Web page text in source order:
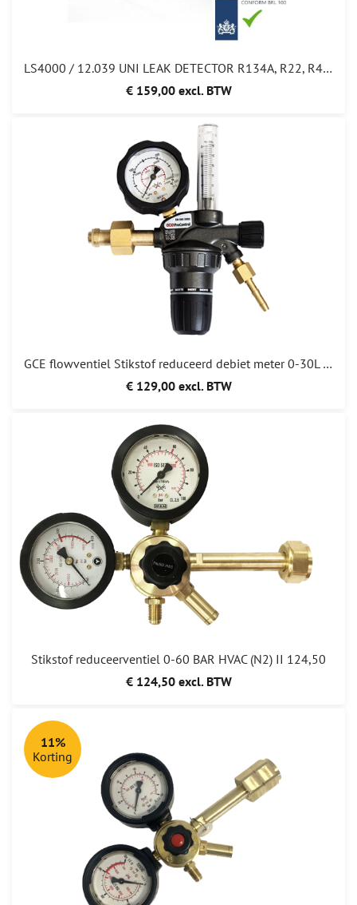
LS4000 / 12.039 UNI LEAK DETECTOR R134A, R22, R410A, R32, R1234YF, R404 ,R407 159,00
€ 159,00 excl. BTW
GCE flowventiel Stikstof reduceerd debiet meter 0-30L /min
€ 129,00 excl. BTW
Stikstof reduceerventiel 0-60 BAR HVAC (N2) II 124,50
€ 124,50 excl. BTW
11%
Korting